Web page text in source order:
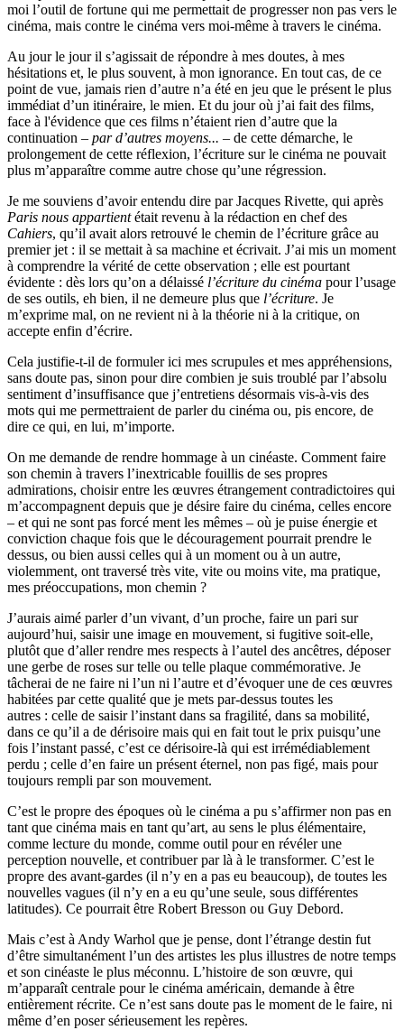
moi l’outil de fortune qui me permettait de progresser non pas vers le
cinéma, mais contre le cinéma vers moi-même à travers le cinéma.
Au jour le jour il s’agissait de répondre à mes doutes, à mes
hésitations et, le plus souvent, à mon ignorance. En tout cas, de ce
point de vue, jamais rien d’autre n’a été en jeu que le présent le plus
immédiat d’un itinéraire, le mien. Et du jour où j’ai fait des films,
face à l'évidence que ces films n’étaient rien d’autre que la
continuation – par d’autres moyens... – de cette démarche, le
prolongement de cette réflexion, l’écriture sur le cinéma ne pouvait
plus m’apparaître comme autre chose qu’une régression.
Je me souviens d’avoir entendu dire par Jacques Rivette, qui après
Paris nous appartientétait revenu à la rédaction en chef des
Cahiers, qu’il avait alors retrouvé le chemin de l’écriture grâce au
premier jet : il se mettait à sa machine et écrivait. J’ai mis un moment
à comprendre la vérité de cette observation ; elle est pourtant
évidente : dès lors qu’on a délaissé l’écriture du cinéma pour l’usage
de ses outils, eh bien, il ne demeure plus que l’écriture. Je
m’exprime mal, on ne revient ni à la théorie ni à la critique, on
accepte enfin d’écrire.
Cela justifie-t-il de formuler ici mes scrupules et mes appréhensions,
sans doute pas, sinon pour dire combien je suis troublé par l’absolu
sentiment d’insuffisance que j’entretiens désormais vis-à-vis des
mots qui me permettraient de parler du cinéma ou, pis encore, de
dire ce qui, en lui, m’importe.
On me demande de rendre hommage à un cinéaste. Comment faire
son chemin à travers l’inextricable fouillis de ses propres
admirations, choisir entre les œuvres étrangement contradictoires qui
m’accompagnent depuis que je désire faire du cinéma, celles encore
– et qui ne sont pas forcé ment les mêmes – où je puise énergie et
conviction chaque fois que le découragement pourrait prendre le
dessus, ou bien aussi celles qui à un moment ou à un autre,
violemment, ont traversé très vite, vite ou moins vite, ma pratique,
mes préoccupations, mon chemin ?
J’aurais aimé parler d’un vivant, d’un proche, faire un pari sur
aujourd’hui, saisir une image en mouvement, si fugitive soit-elle,
plutôt que d’aller rendre mes respects à l’autel des ancêtres, déposer
une gerbe de roses sur telle ou telle plaque commémorative. Je
tâcherai de ne faire ni l’un ni l’autre et d’évoquer une de ces œuvres
habitées par cette qualité que je mets par-dessus toutes les
autres : celle de saisir l’instant dans sa fragilité, dans sa mobilité,
dans ce qu’il a de dérisoire mais qui en fait tout le prix puisqu’une
fois l’instant passé, c’est ce dérisoire-là qui est irrémédiablement
perdu ; celle d’en faire un présent éternel, non pas figé, mais pour
toujours rempli par son mouvement.
C’est le propre des époques où le cinéma a pu s’affirmer non pas en
tant que cinéma mais en tant qu’art, au sens le plus élémentaire,
comme lecture du monde, comme outil pour en révéler une
perception nouvelle, et contribuer par là à le transformer. C’est le
propre des avant-gardes (il n’y en a pas eu beaucoup), de toutes les
nouvelles vagues (il n’y en a eu qu’une seule, sous différentes
latitudes). Ce pourrait être Robert Bresson ou Guy Debord.
Mais c’est à Andy Warhol que je pense, dont l’étrange destin fut
d’être simultanément l’un des artistes les plus illustres de notre temps
et son cinéaste le plus méconnu. L’histoire de son œuvre, qui
m’apparaît centrale pour le cinéma américain, demande à être
entièrement récrite. Ce n’est sans doute pas le moment de le faire, ni
même d’en poser sérieusement les repères.